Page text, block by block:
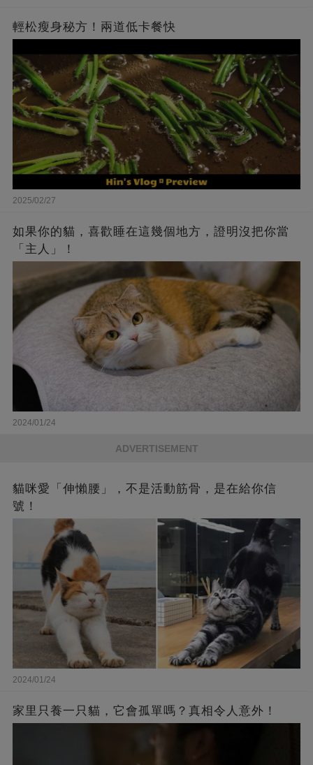
輕松瘦身秘方！兩道低卡餐快
2025/02/27
如果你的貓，喜歡睡在這幾個地方，證明沒把你當
「主人」！
2024/01/24
ADVERTISEMENT
貓咪愛「伸懶腰」，不是活動筋骨，是在給你信
號！
2024/01/24
家里只養一只貓，它會孤單嗎？真相令人意外！